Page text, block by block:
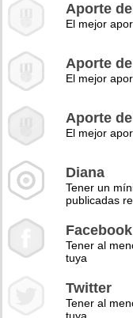
Aporte
El mejor
Aporte
El mejor
Aporte
El mejor
Diana
Tener un
publicadas
Facebook
Tener al
tuya
Twitter
Tener al